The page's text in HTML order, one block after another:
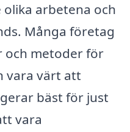
arbetena och
Många företag
och metoder för
vara värt att
bäst för just
vara